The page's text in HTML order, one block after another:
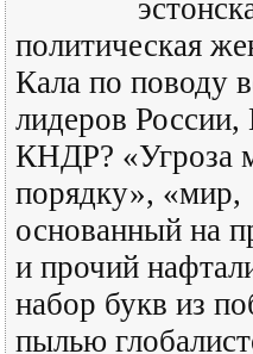
политическая
Кала по поводу
лидеров
КНДР? «Угроза
порядку», «мир,
основанный на
и прочий
набор букв из
пылью